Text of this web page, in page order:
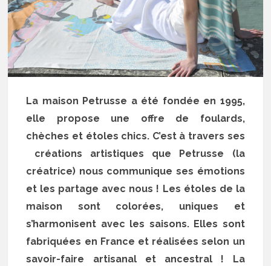
La maison Petrusse a été fondée en 1995,
elle propose une offre de foulards,
chèches et étoles chics. C’est à travers ses
créations artistiques que Petrusse (la
créatrice) nous communique ses émotions
et les partage avec nous ! Les étoles de la
maison sont colorées, uniques et
s’harmonisent avec les saisons. Elles sont
fabriquées en France et réalisées selon un
savoir-faire artisanal et ancestral ! La